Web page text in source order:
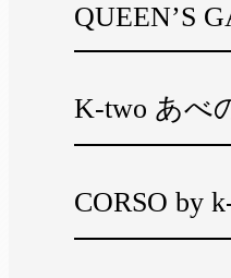
QUEEN’S
K-two あべ
CORSO by